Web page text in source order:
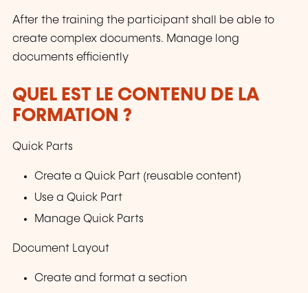
After the training the participant shall be able to
create complex documents. Manage long
documents efficiently
QUEL EST LE CONTENU DE LA
FORMATION ?
Quick Parts
Create a Quick Part (reusable content)
Use a Quick Part
Manage Quick Parts
Document Layout
Create and format a section